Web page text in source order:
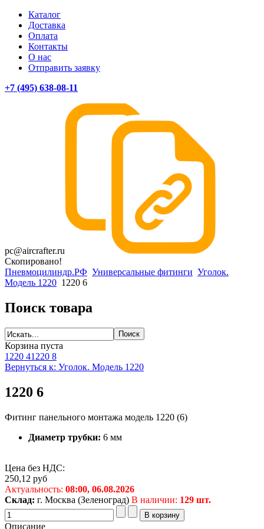
Каталог
Доставка
Оплата
Контакты
О нас
Отправить заявку
+7 (495) 638-08-11
pc@aircrafter.ru
Скопировано!
Пневмоцилиндр.РФ Универсальные фитинги Уголок.
Модель 1220 1220 6
Поиск товара
Корзина пуста
1220 41220 8
Вернуться к: Уголок. Модель 1220
1220 6
Фитинг панельного монтажа модель 1220 (6)
Диаметр трубки: 6 мм
Цена без НДС:
250,12 руб
Актуальность: 08:00, 06.08.2026
Склад: г. Москва (Зеленоград) В наличии: 129 шт.
Описание